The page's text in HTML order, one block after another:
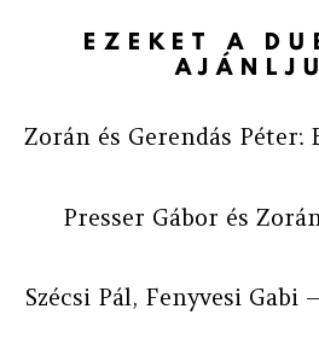
EZEKET A
Zorán és Gerendás Péter:
Presser Gábor és
Szécsi Pál, Fenyvesi Gabi